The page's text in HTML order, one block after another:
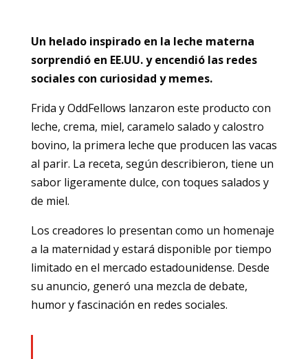
Un helado inspirado en la leche materna
sorprendió en EE.UU. y encendió las redes
sociales con curiosidad y memes.
Frida y OddFellows lanzaron este producto con
leche, crema, miel, caramelo salado y calostro
bovino, la primera leche que producen las vacas
al parir. La receta, según describieron, tiene un
sabor ligeramente dulce, con toques salados y
de miel.
Los creadores lo presentan como un homenaje
a la maternidad y estará disponible por tiempo
limitado en el mercado estadounidense. Desde
su anuncio, generó una mezcla de debate,
humor y fascinación en redes sociales.